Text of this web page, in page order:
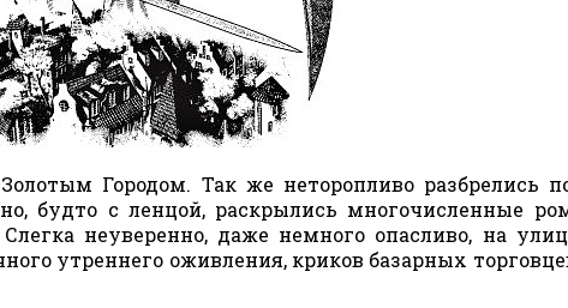
Городом. Так же неторопливо разбрелись
будто с ленцой, раскрылись многочисленные
неуверенно, даже немного опасливо, на
утреннего оживления, криков базарных